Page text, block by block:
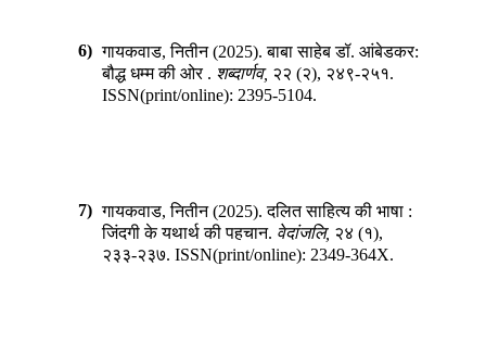
6) गायकवाड, नितीन(2025).बाबा साहेब डॉ. आंबेडकर:
बौद्ध धम्म की ओर . शब्दार्णव, २२ (२), २४९-२५१.
ISSN(print/online): 2395-5104.
7) गायकवाड, नितीन(2025).दलित साहित्य की भाषा :
जिंदगी के यथार्थ की पहचान. वेदांजलि, २४ (१),
२३३-२३७. ISSN(print/online): 2349-364X.